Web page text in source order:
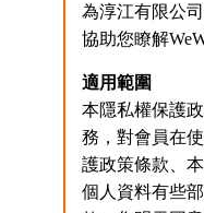
為淳江有限公
協助您瞭解
適用範圍
本隱私權保護
務，對會員在
護政策條款、
個人資料有些